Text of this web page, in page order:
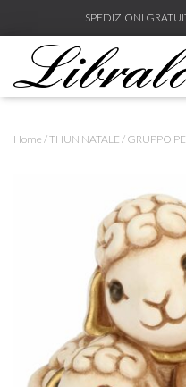
SPEDIZIONI
Home /THUN NATALE / GRUPPO